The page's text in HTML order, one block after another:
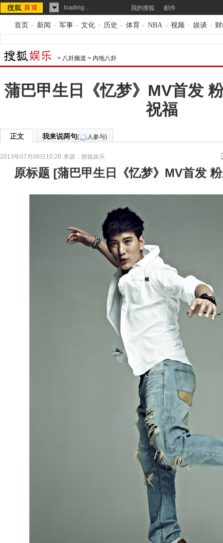
loading... 我的搜狐 邮件
首页 - 新闻 - 军事 - 文化 - 历史 - 体育 - NBA - 视频 - 娱谈 -
> 八卦频道 > 内地八卦
蒲巴甲生日《忆梦》MV首发
祝福
正文 我来说两句( 人参与)
2013年07月08日10:28 来源： 搜狐娱乐
原标题 [蒲巴甲生日《忆梦》MV首发